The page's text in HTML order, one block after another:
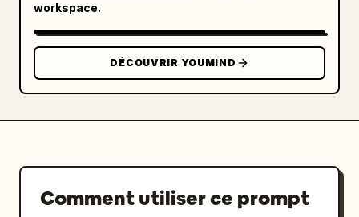
workspace.
DÉCOUVRIR YOUMIND
Comment utiliser ce prompt